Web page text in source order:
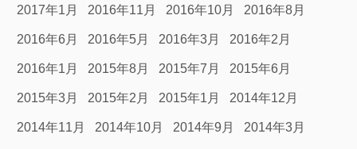
2017年1月 2016年11月 2016年10月 2016年8月
2016年6月 2016年5月 2016年3月 2016年2月
2016年1月 2015年8月 2015年7月 2015年6月
2015年3月 2015年2月 2015年1月 2014年12月
2014年11月 2014年10月 2014年9月 2014年3月